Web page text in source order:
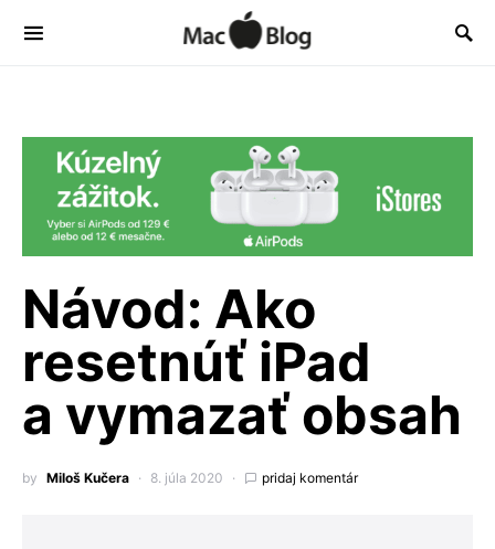
Návod: Ako
resetnúť iPad
a vymazať obsah
by Miloš Kučera 8. júla 2020 pridaj komentár